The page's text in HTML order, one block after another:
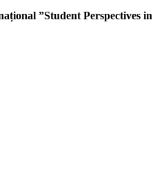
”Student Perspectives in